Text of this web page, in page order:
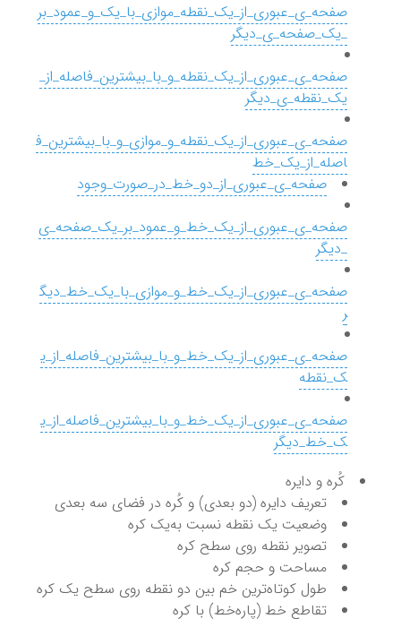
صفحه_ی_عبوری_از_یک_نقطه_موازی_با_یک_و_عمود_بر
_یک_صفحه_ی_دیگر
صفحه_ی_عبوری_از_یک_نقطه_و_با_بیشترین_فاصله_از_
یک_نقطه_ی_دیگر
صفحه_ی_عبوری_از_یک_نقطه_و_موازی_و_با_بیشترین_ف
اصله_از_یک_خط
صفحه_ی_عبوری_از_دو_خط_در_صورت_وجود
صفحه_ی_عبوری_از_یک_خط_و_عمود_بر_یک_صفحه_ی
_دیگر
صفحه_ی_عبوری_از_یک_خط_و_موازی_با_یک_خط_دیگ
ر
صفحه_ی_عبوری_از_یک_خط_و_با_بیشترین_فاصله_از_ی
ک_نقطه
صفحه_ی_عبوری_از_یک_خط_و_با_بیشترین_فاصله_از_ی
ک_خط_دیگر
کُره و دایره
تعریف دایره (دو بعدی) و کُره در فضای سه بعدی
وضعیت یک نقطه نسبت به‌یک کره
تصویر نقطه روی سطح کره
مساحت و حجم کره
طول کوتاه‌ترین خم بین دو نقطه روی سطح یک کره
تقاطع خط (پاره‌خط) با کره